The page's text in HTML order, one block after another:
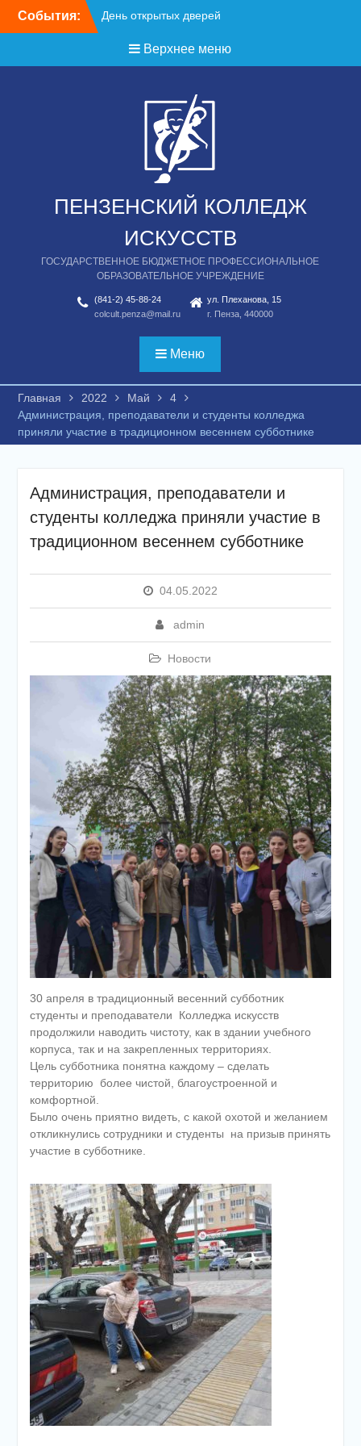
События: День открытых дверей
Верхнее меню
ПЕНЗЕНСКИЙ КОЛЛЕДЖ
ИСКУССТВ
ГОСУДАРСТВЕННОЕ БЮДЖЕТНОЕ ПРОФЕССИОНАЛЬНОЕ
ОБРАЗОВАТЕЛЬНОЕ УЧРЕЖДЕНИЕ
(841-2) 45-88-24
colcult.penza@mail.ru
ул. Плеханова, 15
г. Пенза, 440000
Меню
Главная 2022 Май
4
Администрация, преподаватели и студенты колледжа
приняли участие в традиционном весеннем субботнике
Администрация, преподаватели и
студенты колледжа приняли участие в
традиционном весеннем субботнике
04.05.2022
admin
Новости
30 апреля в традиционный весенний субботник
студенты и преподаватели Колледжа искусств
продолжили наводить чистоту, как в здании учебного
корпуса, так и на закрепленных территориях.
Цель субботника понятна каждому – сделать
территорию более чистой, благоустроенной и
комфортной.
Было очень приятно видеть, с какой охотой и желанием
откликнулись сотрудники и студенты на призыв принять
участие в субботнике.